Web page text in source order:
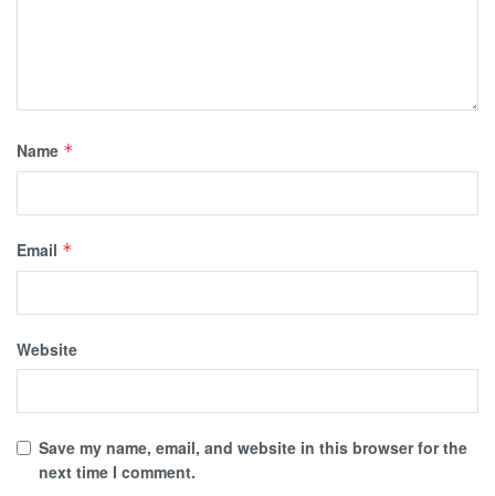
Name *
Email *
Website
Save my name, email, and website in this browser for the
next time I comment.